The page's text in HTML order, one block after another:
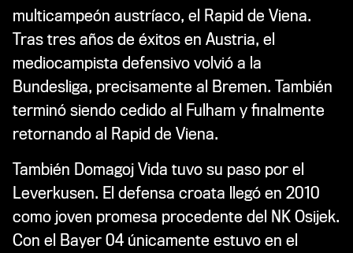
multicampeón austríaco, el Rapid de Viena.
Tras tres años de éxitos en Austria, el
mediocampista defensivo volvió a la
Bundesliga, precisamente al Bremen. También
terminó siendo cedido al Fulham y finalmente
retornando al Rapid de Viena.
También Domagoj Vida tuvo su paso por el
Leverkusen. El defensa croata llegó en 2010
como joven promesa procedente del NK Osijek.
Con el Bayer 04 únicamente estuvo en el